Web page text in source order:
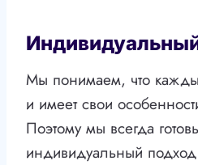
Мы понимаем, что
и имеет свои
Поэтому мы всегда
индивидуальный